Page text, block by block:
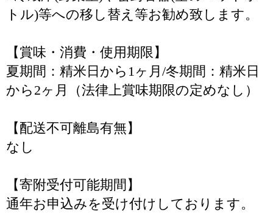
トル)等への移し替え等お勧め致します。
【賞味・消費・使用期限】
夏期間：精米日から1ヶ月/冬期間：精米日
から2ヶ月（法律上賞味期限の定めなし）
【配送不可離島有無】
なし
【寄附受付可能期間】
通年お申込みを受け付けしております。